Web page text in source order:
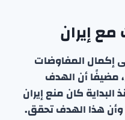
إيران
إكمال المفاوضات
أن الهدف
كان منع إيران
هذا الهدف تحقق.